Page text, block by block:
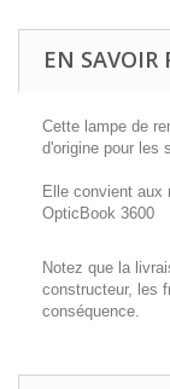
EN SAVOIR
Cette lampe de
d'origine pour les
Elle convient aux
OpticBook 3600
Notez que la
constructeur, les
conséquence.